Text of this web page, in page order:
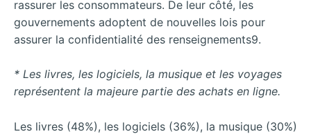
rassurer les consommateurs. De leur côté, les
gouvernements adoptent de nouvelles lois pour
assurer la confidentialité des renseignements9.
* Les livres, les logiciels, la musique et les voyages
représentent la majeure partie des achats en ligne.
Les livres (48%), les logiciels (36%), la musique (30%)